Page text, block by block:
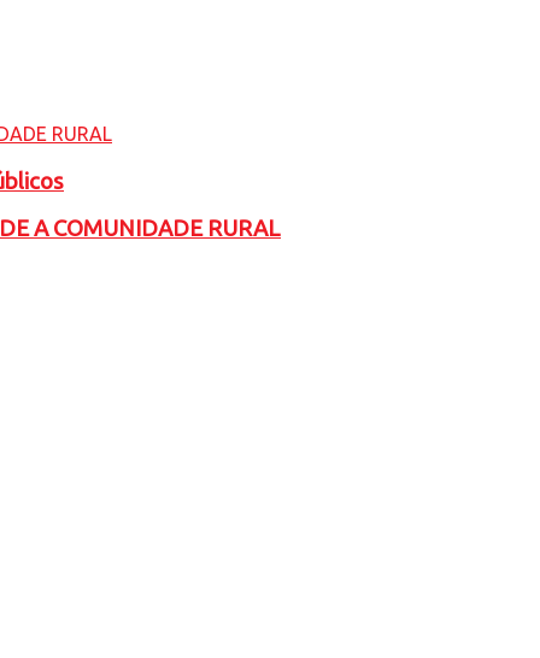
A COMUNIDADE RURAL